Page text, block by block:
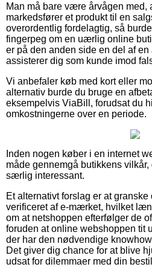
Man må bare være årvågen med,
markedsfører et produkt til en
overordentlig fordelagtig, så
fingerpeg om en uærlig online
er på den anden side en del af
assisterer dig som kunde imod
Vi anbefaler køb med kort eller
alternativ burde du bruge en
eksempelvis ViaBill, forudsat du
omkostningerne over en periode.
Inden nogen køber i en internet
måde gennemgå butikkens
særlig interessant.
Et alternativt forslag er at
verificeret af e-mærket, hvilket
om at netshoppen efterfølger de
foruden at online webshoppen tit
der har den nødvendige
Det giver dig chance for at blive
udsat for dilemmaer med din